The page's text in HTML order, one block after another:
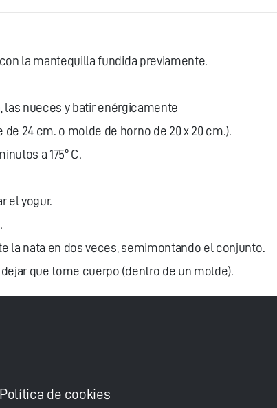
la mantequilla fundida previamente.
las nueces y batir enérgicamente
24 cm. o molde de horno de 20 x 20 cm.).
a 175º C.
el yogur.
la nata en dos veces, semimontando el conjunto.
que tome cuerpo (dentro de un molde).
Política de cookies